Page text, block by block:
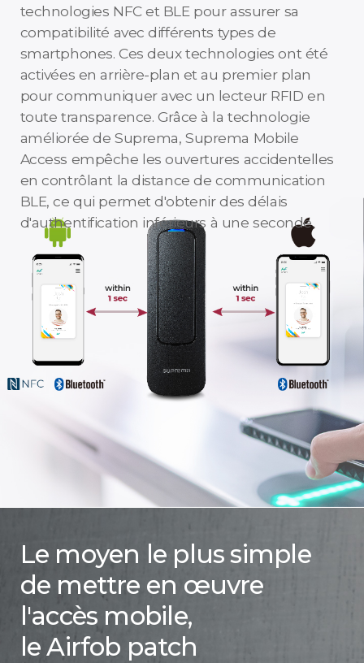
technologies NFC et BLE pour assurer sa
compatibilité avec différents types de
smartphones. Ces deux technologies ont été
activées en arrière-plan et au premier plan
pour communiquer avec un lecteur RFID en
toute transparence. Grâce à la technologie
améliorée de Suprema, Suprema Mobile
Access empêche les ouvertures accidentelles
en contrôlant la distance de communication
BLE, ce qui permet d'obtenir des délais
d'authentification inférieurs à une seconde.
Le moyen le plus simple
de mettre en œuvre
l'accès mobile,
le Airfob patch